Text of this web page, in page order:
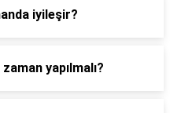
iyileşir?
yapılmalı?